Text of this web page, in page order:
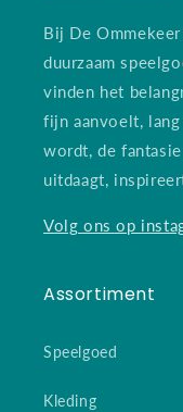
Bij De
duurzaam
vinden het
fijn aanvoelt, lang
wordt, de
uitdaagt,
Volg ons op
Assortiment
Speelgoed
Kleding